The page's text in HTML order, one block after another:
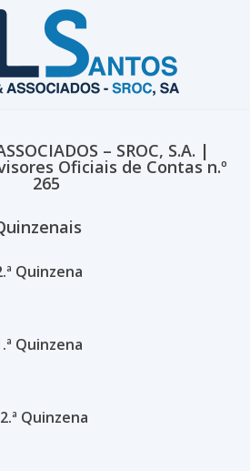
– SROC, S.A. |
Oficiais de Contas n.º
265
Quinzena
Quinzena
Quinzena